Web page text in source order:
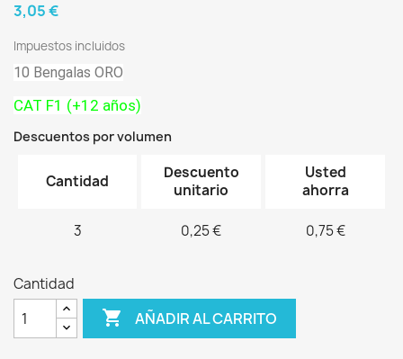
3,05 €
Impuestos incluidos
10 Bengalas ORO
CAT F1 (+12 años)
Descuentos por volumen
Cantidad
Descuento
unitario
Usted
ahorra
3 0,25 € 0,75 €
Cantidad
 AÑADIR AL CARRITO